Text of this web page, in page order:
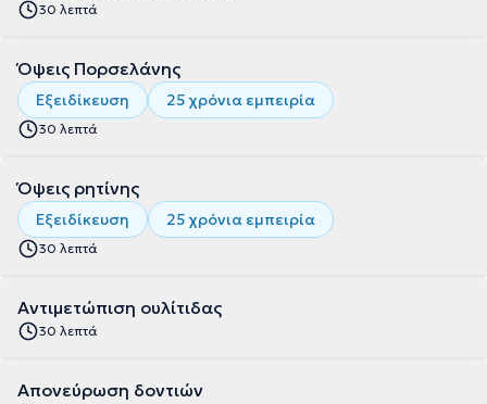
30 λεπτά
Όψεις Πορσελάνης
Εξειδίκευση 25 χρόνια εμπειρία
30 λεπτά
Όψεις ρητίνης
Εξειδίκευση 25 χρόνια εμπειρία
30 λεπτά
Αντιμετώπιση ουλίτιδας
30 λεπτά
Απονεύρωση δοντιών